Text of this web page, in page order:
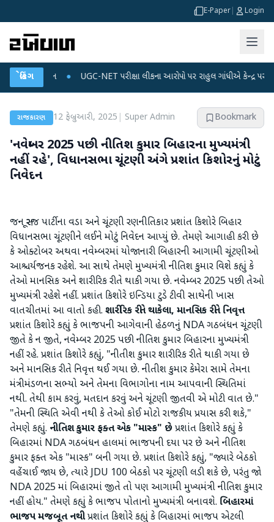
E-Paper Login
બ્રેકિંગ
પ્લાન UGC-NET પરીક્ષા લીકના આરોપો પર રાહુલ ગાંધીએ કેન્દ્ર પર પ્રહાર કર્યા
રાજકારણ 12 ફેબ્રુઆરી, 2025 Super Admin Bookmark
'નવેમ્બર 2025 પછી નીતિશ કુમાર બિહારના મુખ્યમંત્રી
નહીં રહે', વિધાનસભા ચૂંટણી અંગે પ્રશાંત કિશોરનું મોટું
નિવેદન
જન સૂરજ પાર્ટીના વડા અને ચૂંટણી રણનીતિકાર પ્રશાંત કિશોરે બિહાર
વિધાનસભા ચૂંટણીને લઈને મોટું નિવેદન આપ્યું છે. તેમણે આગાહી કરી છે
કે ઓક્ટોબર અથવા નવેમ્બરમાં યોજાનારી બિહારની આગામી ચૂંટણીઓ
આશ્ચર્યજનક રહેશે. આ સાથે તેમણે મુખ્યમંત્રી નીતિશ કુમાર વિશે કહ્યું કે
તેઓ માનસિક અને શારીરિક રીતે થાકી ગયા છે. નવેમ્બર 2025 પછી તેઓ
મુખ્યમંત્રી રહેશે નહીં. પ્રશાંત કિશોરે ઇન્ડિયા ટુડે ટીવી સાથેની ખાસ
વાતચીતમાં આ વાતો કહી. શારીરિક રીતે થાકેલા, માનસિક રીતે નિવૃત્ત
પ્રશાંત કિશોરે કહ્યું કે ભાજપની આગેવાની હેઠળનું NDA ગઠબંધન ચૂંટણી
જીતે કે ન જીતે, નવેમ્બર 2025 પછી નીતિશ કુમાર બિહારના મુખ્યમંત્રી
નહીં રહે. પ્રશાંત કિશોરે કહ્યું, "નીતીશ કુમાર શારીરિક રીતે થાકી ગયા છે
અને માનસિક રીતે નિવૃત્ત થઈ ગયા છે. નીતીશ કુમાર કેમેરા સામે તેમના
મંત્રીમંડળના સભ્યો અને તેમના વિભાગોના નામ આપવાની સ્થિતિમાં
નથી. તેથી કામ કરવું, મતદાન કરવું અને ચૂંટણી જીતવી એ મોટી વાત છે."
"તેમની સ્થિતિ એવી નથી કે તેઓ કોઈ મોટો રાજકીય પ્રયાસ કરી શકે,"
તેમણે કહ્યું. નીતિશ કુમાર ફક્ત એક "માસ્ક" છેપ્રશાંત કિશોરે કહ્યું કે
બિહારમાં NDA ગઠબંધન હાલમાં ભાજપની દયા પર છે અને નીતિશ
કુમાર ફક્ત એક "માસ્ક" બની ગયા છે. પ્રશાંત કિશોરે કહ્યું, "જ્યારે બેઠકો
વહેંચાઈ જાય છે, ત્યારે JDU 100 બેઠકો પર ચૂંટણી લડી શકે છે, પરંતુ જો
NDA 2025 માં બિહારમાં જીતે તો પણ આગામી મુખ્યમંત્રી નીતિશ કુમાર
નહીં હોય." તેમણે કહ્યું કે ભાજપ પોતાનો મુખ્યમંત્રી બનાવશે. બિહારમાં
ભાજપ મજબૂત નથીપ્રશાંત કિશોરે કહ્યું કે બિહારમાં ભાજપ એટલી